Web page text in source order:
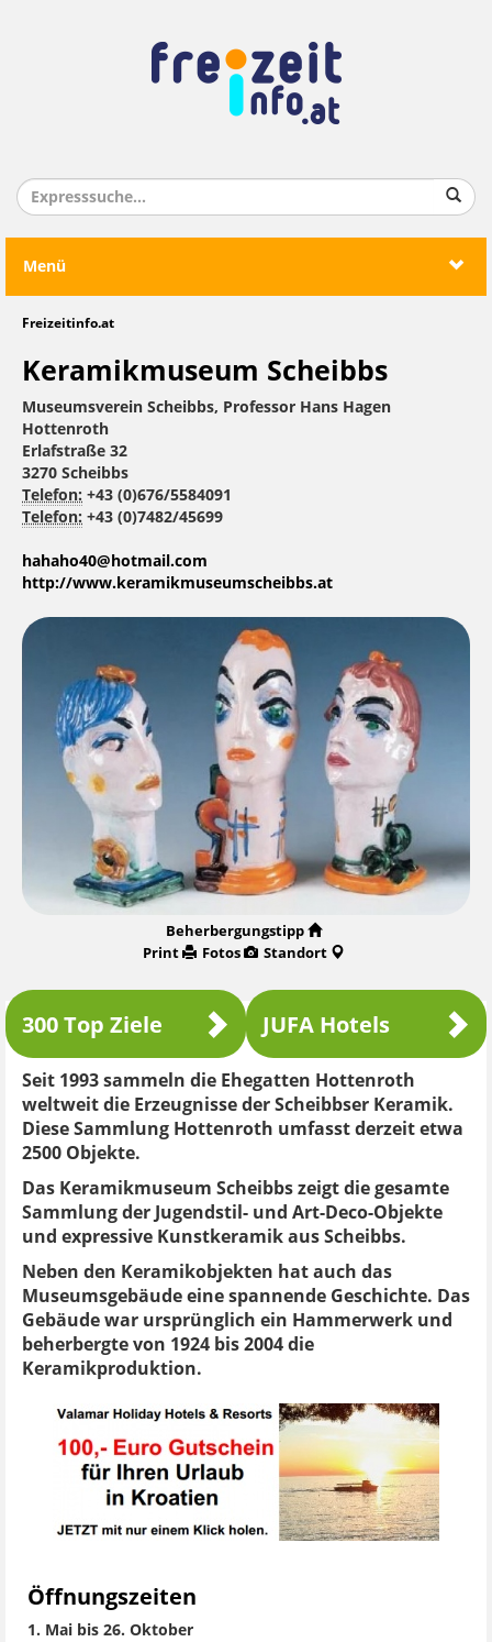
Menü
Freizeitinfo.at
Keramikmuseum Scheibbs
Museumsverein Scheibbs, Professor Hans Hagen
Hottenroth
Erlafstraße 32
3270 Scheibbs
Telefon: +43 (0)676/5584091
Telefon: +43 (0)7482/45699
hahaho40@hotmail.com
http://www.keramikmuseumscheibbs.at
Beherbergungstipp
Print
Fotos Standort
300 Top Ziele JUFA Hotels
Seit 1993 sammeln die Ehegatten Hottenroth
weltweit die Erzeugnisse der Scheibbser Keramik.
Diese Sammlung Hottenroth umfasst derzeit etwa
2500 Objekte.
Das Keramikmuseum Scheibbs zeigt die gesamte
Sammlung der Jugendstil- und Art-Deco-Objekte
und expressive Kunstkeramik aus Scheibbs.
Neben den Keramikobjekten hat auch das
Museumsgebäude eine spannende Geschichte. Das
Gebäude war ursprünglich ein Hammerwerk und
beherbergte von 1924 bis 2004 die
Keramikproduktion.
Öffnungszeiten
1. Mai bis 26. Oktober